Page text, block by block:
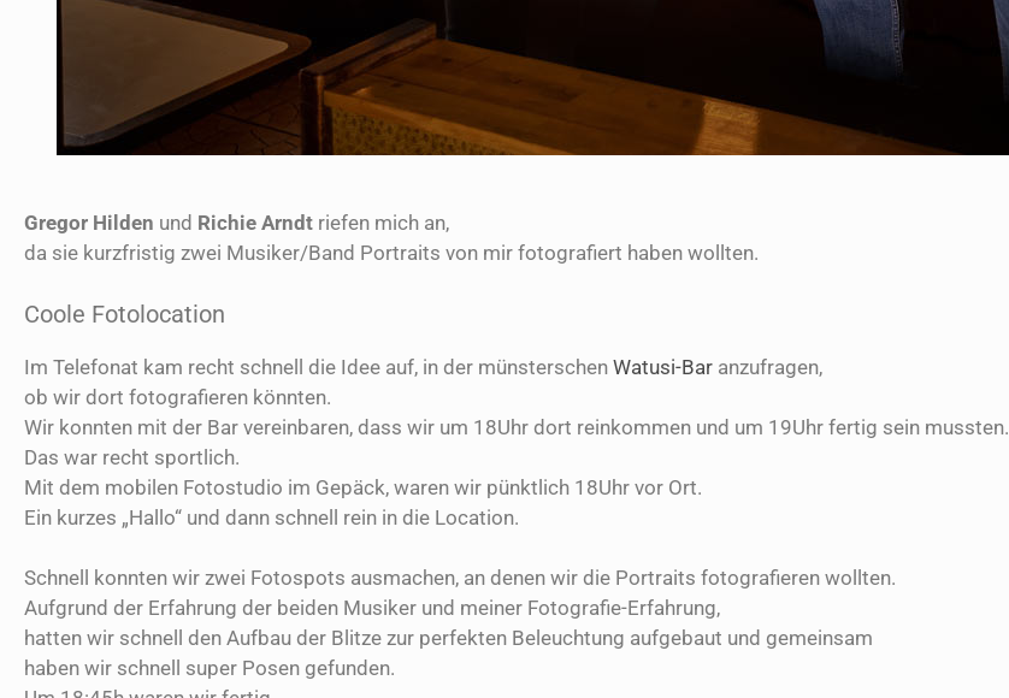
Gregor Hilden und Richie Arndt riefen mich an,
da sie kurzfristig zwei Musiker/Band Portraits von mir fotografiert haben wollten.
Coole Fotolocation
Im Telefonat kam recht schnell die Idee auf, in der münsterschen Watusi-Bar anzufragen,
ob wir dort fotografieren könnten.
Wir konnten mit der Bar vereinbaren, dass wir um 18Uhr dort reinkommen und um 19Uhr fertig sein mussten.
Das war recht sportlich.
Mit dem mobilen Fotostudio im Gepäck, waren wir pünktlich 18Uhr vor Ort.
Ein kurzes „Hallo“ und dann schnell rein in die Location.
Schnell konnten wir zwei Fotospots ausmachen, an denen wir die Portraits fotografieren wollten.
Aufgrund der Erfahrung der beiden Musiker und meiner Fotografie-Erfahrung,
hatten wir schnell den Aufbau der Blitze zur perfekten Beleuchtung aufgebaut und gemeinsam
haben wir schnell super Posen gefunden.